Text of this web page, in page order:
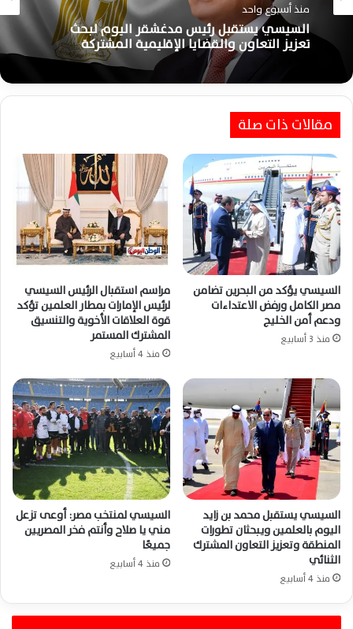
منذ أسبوع واحد
السيسي يستقبل رئيس مدغشقر اليوم لبحث
تعزيز التعاون والقضايا الإقليمية المشتركة
مقالات ذات صلة
السيسي يؤكد من البحرين تضامن
مصر الكامل ورفض الاعتداءات
ودعم أمن الخليج
منذ 3 أسابيع
مراسم استقبال الرئيس السيسي
لرئيس الإمارات بمطار العلمين تؤكد
قوة العلاقات الأخوية والتنسيق
المشترك المستمر
منذ 4 أسابيع
السيسي يستقبل محمد بن زايد
اليوم بالعلمين ويبحثان تطورات
المنطقة وتعزيز التعاون المشترك
الثنائي
منذ 4 أسابيع
السيسي لمنتخب مصر: أوعى تزعل
مني يا صلاح وأنتم فخر المصريين
جميعًا
منذ 4 أسابيع